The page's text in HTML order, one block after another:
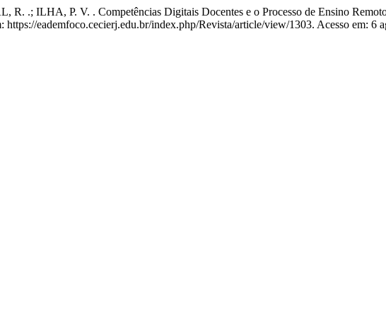
.; ILHA, P. V. . Competências Digitais Docentes e o Processo de Ensino
eademfoco.cecierj.edu.br/index.php/Revista/article/view/1303. Acesso em: 6